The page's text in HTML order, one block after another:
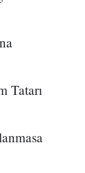
Tatarı